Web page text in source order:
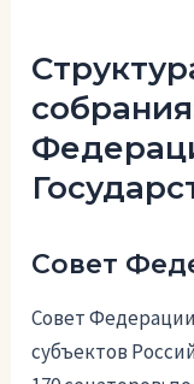
Совет
Совет
субъектов